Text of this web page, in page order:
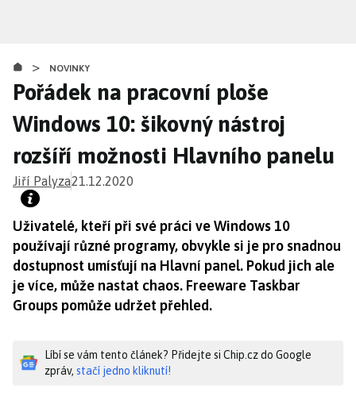
obsahu
> NOVINKY
Pořádek na pracovní ploše
Windows 10: šikovný nástroj
rozšíří možnosti Hlavního panelu
Jiří Palyza21.12.2020
Uživatelé, kteří při své práci ve Windows 10
používají různé programy, obvykle si je pro snadnou
dostupnost umísťují na Hlavní panel. Pokud jich ale
je více, může nastat chaos. Freeware Taskbar
Groups pomůže udržet přehled.
Líbí se vám tento článek? Přidejte si Chip.cz do Google
zpráv, stačí jedno kliknutí!